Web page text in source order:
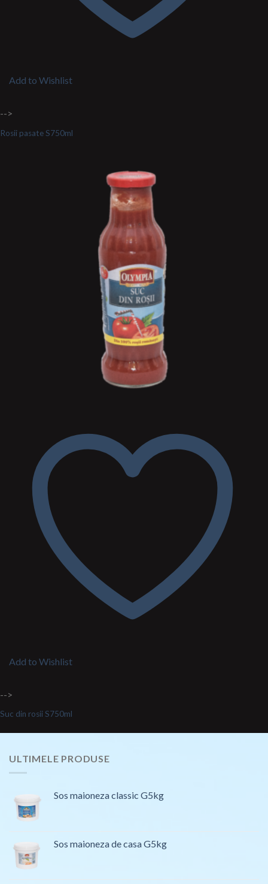
Add to Wishlist
-->
Rosii pasate S750ml
Add to Wishlist
-->
Suc din rosii S750ml
ULTIMELE PRODUSE
Sos maioneza classic G5kg
Sos maioneza de casa G5kg